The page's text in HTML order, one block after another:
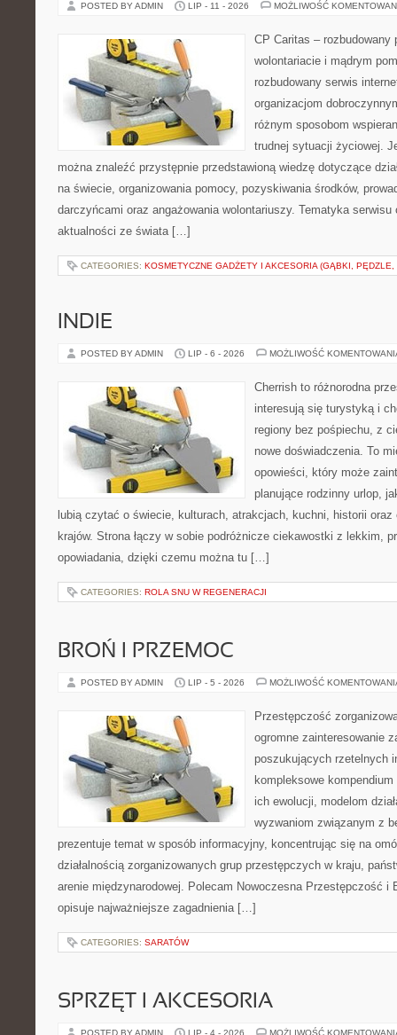
POSTED BY ADMIN LIP - 11 - 2026 MOŻLIWOŚĆ
CP Caritas – rozbudowany
wolontariacie i mądrym
rozbudowany serwis
organizacjom
różnym sposobom
trudnej sytuacji życiowej.
można znaleźć przystępnie przedstawioną wiedzę dotyczące
na świecie, organizowania pomocy, pozyskiwania środków,
darczyńcami oraz angażowania wolontariuszy. Tematyka
aktualności ze świata […]
CATEGORIES: KOSMETYCZNE GADŻETY I AKCESORIA (GĄBKI, PĘDZLE,
INDIE
POSTED BY ADMIN LIP - 6 - 2026 MOŻLIWOŚĆ
Cherrish to różnorodna
interesują się turystyką i
regiony bez pośpiechu, z
nowe doświadczenia. To
opowieści, który może
planujące rodzinny urlop,
lubią czytać o świecie, kulturach, atrakcjach, kuchni, historii
krajów. Strona łączy w sobie podróżnicze ciekawostki z lekkim,
opowiadania, dzięki czemu można tu […]
CATEGORIES: ROLA SNU W REGENERACJI
BROŃ I PRZEMOC
POSTED BY ADMIN LIP - 5 - 2026 MOŻLIWOŚĆ
Przestępczość
ogromne zainteresowanie
poszukujących rzetelnych
kompleksowe
ich ewolucji, modelom
wyzwaniom związanym z
prezentuje temat w sposób informacyjny, koncentrując się na
działalnością zorganizowanych grup przestępczych w kraju,
arenie międzynarodowej. Polecam Nowoczesna Przestępczość i
opisuje najważniejsze zagadnienia […]
CATEGORIES: SARATÓW
SPRZĘT I AKCESORIA
POSTED BY ADMIN LIP - 4 - 2026 MOŻLIWOŚĆ